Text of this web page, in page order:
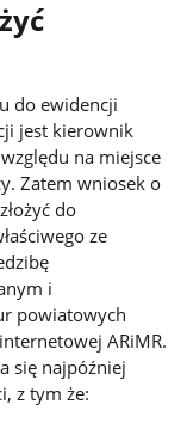
do ewidencji
jest kierownik
na miejsce
Zatem wniosek o
do
ze
i
powiatowych
ARiMR.
się najpóźniej
z tym że: